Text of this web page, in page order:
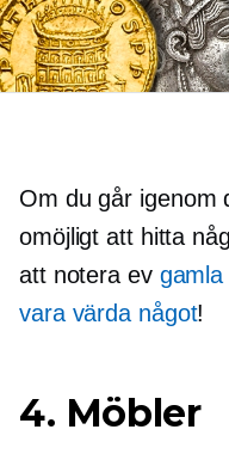
Om du går igenom
omöjligt att hitta
att notera ev
vara värda något!
4. Möbler